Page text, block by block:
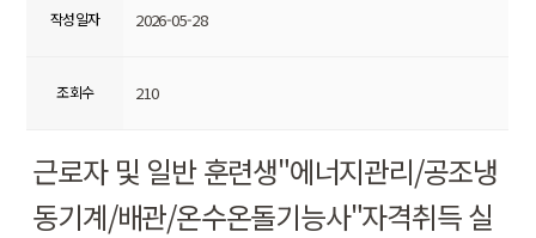
작성일자 2026-05-28
조회수 210
근로자 및 일반 훈련생"에너지관리/공조냉
동기계/배관/온수온돌기능사"자격취득 실